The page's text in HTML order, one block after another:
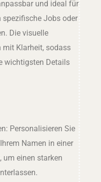
und ideal für
spezifische Jobs oder
Die visuelle
Klarheit, sodass
wichtigsten Details
Personalisieren Sie
Namen in einer
um einen starken